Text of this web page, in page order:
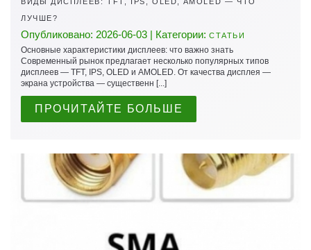
ЛУЧШЕ?
Опубликовано: 2026-06-03 | Категории: СТАТЬИ
Основные характеристики дисплеев: что важно знать
Современный рынок предлагает несколько популярных типов
дисплеев — TFT, IPS, OLED и AMOLED. От качества дисплея —
экрана устройства — существенн [...]
ПРОЧИТАЙТЕ БОЛЬШЕ